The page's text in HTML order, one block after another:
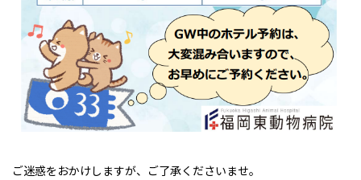
ご迷惑をおかけしますが、ご了承くださいませ。